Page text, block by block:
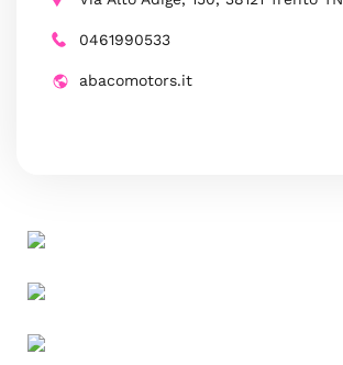
0461990533
abacomotors.it